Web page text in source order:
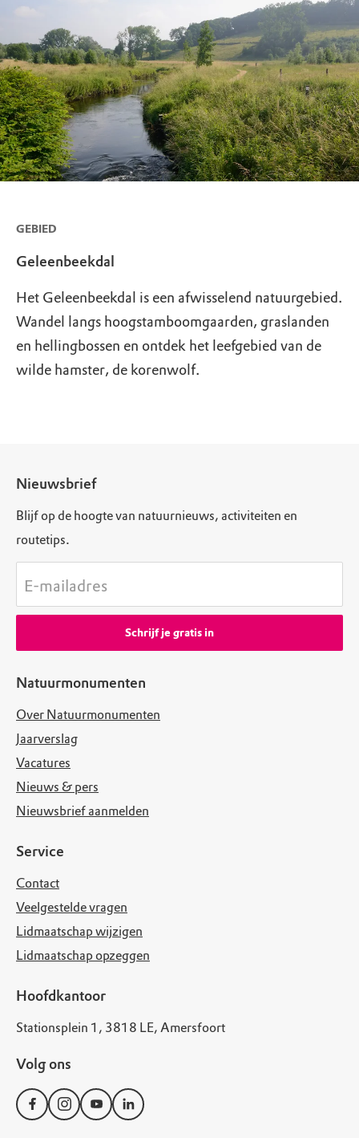
GEBIED
Geleenbeekdal
Het Geleenbeekdal is een afwisselend natuurgebied.
Wandel langs hoogstamboomgaarden, graslanden
en hellingbossen en ontdek het leefgebied van de
wilde hamster, de korenwolf.
Natuurmonumenten
Over Natuurmonumenten
Jaarverslag
Vacatures
Nieuws & pers
Nieuwsbrief aanmelden
Service
Contact
Veelgestelde vragen
Lidmaatschap wijzigen
Lidmaatschap opzeggen
Hoofdkantoor
Stationsplein 1, 3818 LE, Amersfoort
Volg ons
Nieuwsbrief
Blijf op de hoogte van natuurnieuws, activiteiten en
routetips.
E-mailadres
Schrijf je gratis in